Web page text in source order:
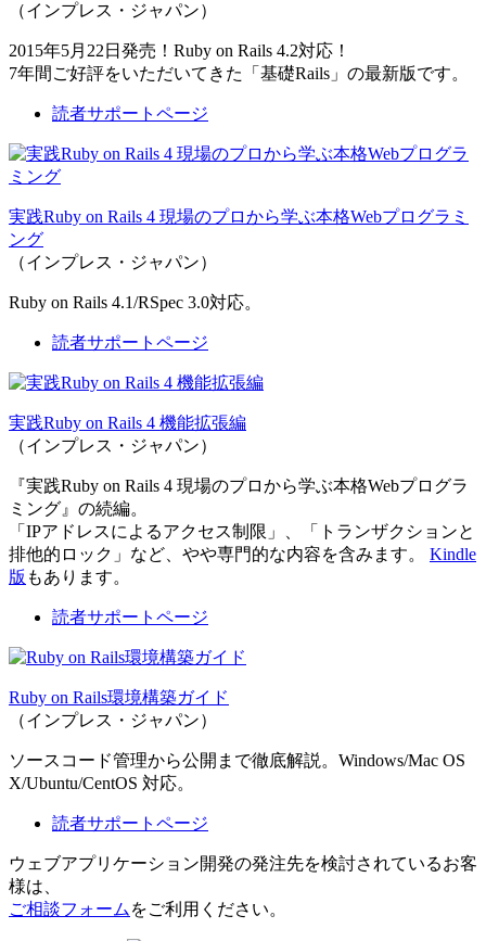
（インプレス・ジャパン）
2015年5月22日発売！Ruby on Rails 4.2対応！
7年間ご好評をいただいてきた「基礎Rails」の最新版です。
読者サポートページ
実践Ruby on Rails 4 現場のプロから学ぶ本格Webプログラミ
ング
（インプレス・ジャパン）
Ruby on Rails 4.1/RSpec 3.0対応。
読者サポートページ
実践Ruby on Rails 4 機能拡張編
（インプレス・ジャパン）
『実践Ruby on Rails 4 現場のプロから学ぶ本格Webプログラ
ミング』の続編。
「IPアドレスによるアクセス制限」、「トランザクションと
排他的ロック」など、やや専門的な内容を含みます。 Kindle
版 もあります。
読者サポートページ
Ruby on Rails環境構築ガイド
（インプレス・ジャパン）
ソースコード管理から公開まで徹底解説。Windows/Mac OS
X/Ubuntu/CentOS 対応。
読者サポートページ
ウェブアプリケーション開発の発注先を検討されているお客
様は、
ご相談フォーム をご利用ください。